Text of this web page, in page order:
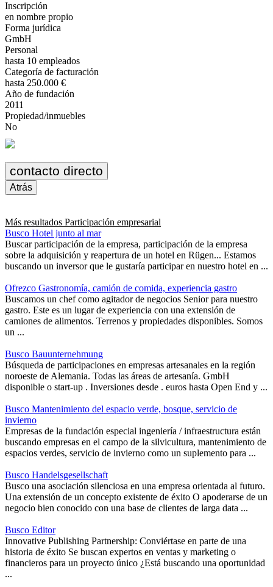
Inscripción
en nombre propio
Forma jurídica
GmbH
Personal
hasta 10 empleados
Categoría de facturación
hasta 250.000 €
Año de fundación
2011
Propiedad/inmuebles
No
contacto directo
Atrás
Más resultados Participación empresarial
Busco Hotel junto al mar
Buscar participación de la empresa, participación de la empresa
sobre la adquisición y reapertura de un hotel en Rügen... Estamos
buscando un inversor que le gustaría participar en nuestro hotel en ...
Ofrezco Gastronomía, camión de comida, experiencia gastro
Buscamos un chef como agitador de negocios Senior para nuestro
gastro. Este es un lugar de experiencia con una extensión de
camiones de alimentos. Terrenos y propiedades disponibles. Somos
un ...
Busco Bauunternehmung
Búsqueda de participaciones en empresas artesanales en la región
noroeste de Alemania. Todas las áreas de artesanía. GmbH
disponible o start-up . Inversiones desde . euros hasta Open End y ...
Busco Mantenimiento del espacio verde, bosque, servicio de
invierno
Empresas de la fundación especial ingeniería / infraestructura están
buscando empresas en el campo de la silvicultura, mantenimiento de
espacios verdes, servicio de invierno como un suplemento para ...
Busco Handelsgesellschaft
Busco una asociación silenciosa en una empresa orientada al futuro.
Una extensión de un concepto existente de éxito O apoderarse de un
negocio bien conocido con una base de clientes de larga data ...
Busco Editor
Innovative Publishing Partnership: Conviértase en parte de una
historia de éxito Se buscan expertos en ventas y marketing o
financieros para un proyecto único ¿Está buscando una oportunidad
...